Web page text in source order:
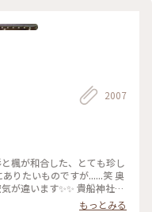
2007
楓が和合した、とても珍し
りたいものですが......笑 奥
が違います✨✨ 貴船神社ま
いです。
もっとみる